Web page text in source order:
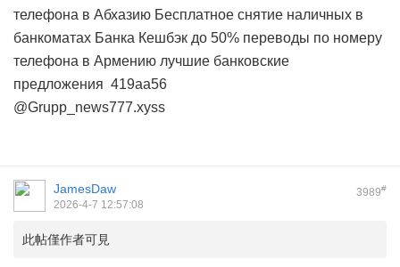
телефона в Абхазию Бесплатное снятие наличных в
банкоматах Банка Кешбэк до 50% переводы по номеру
телефона в Армению лучшие банковские
предложения 419aa56
@Grupp_news777.xyss
3989#
JamesDaw
2026-4-7 12:57:08
此帖僅作者可見